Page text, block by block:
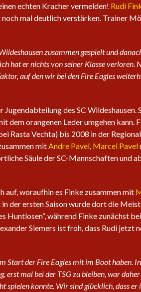
echten Kracher vermelden! Rudi
mal deutlich verstärken. Trainer
zusammen gespielt und
hat er nichts von seiner Klasse verloren.
auf den wir bei den Fire Eagles
des SC Wildeshausen.
orangenen Leder umgehen kann.
Rasta Vechta) bis 2008 in der
mit Andre Pavel Marcel Pavel
Säule der SC-Mannschaften und
auf, woraufhin es Finke zusammen mit
der ersten Saison wurde dort die
Huntlosen“, während Finke zunächst
Siemers ist froh, dass Rudi jetzt
Start der Fire Eagles mit im Boot haben.
erst mal bei der TSG zu bleiben, war
spielen konnte. Wir sind glücklich, dass